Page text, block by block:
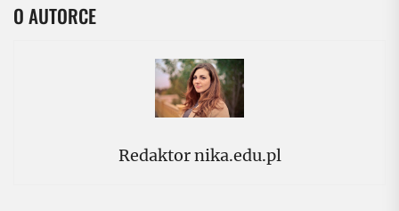
O AUTORCE
Redaktor nika.edu.pl